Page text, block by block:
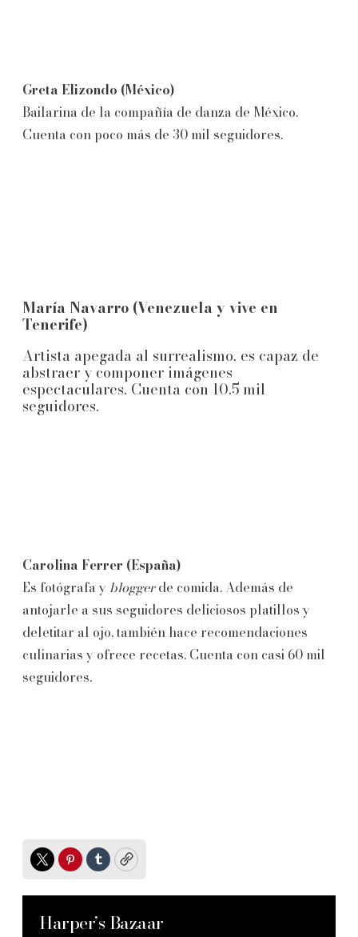
Greta Elizondo (México)
Bailarina de la compañía de danza de México.
Cuenta con poco más de 30 mil seguidores.
María Navarro (Venezuela y vive en
Tenerife)
Artista apegada al surrealismo, es capaz de
abstraer y componer imágenes
espectaculares. Cuenta con 10.5 mil
seguidores.
Carolina Ferrer (España)
Es fotógrafa y bloggerde comida. Además de
antojarle a sus seguidores deliciosos platillos y
deletitar al ojo, también hace recomendaciones
culinarias y ofrece recetas. Cuenta con casi 60 mil
seguidores.
TwitterPinterest
TumblrCopy
Harper’s Bazaar